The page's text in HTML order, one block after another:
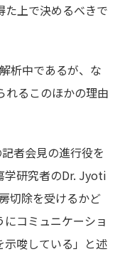
た上で決めるべきで
析中であるが、な
れるこのほかの理由
者会見の進行役を
学研究者のDr. Jyoti
切除を受けるかど
コミュニケーショ
示唆している」と述